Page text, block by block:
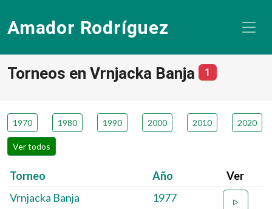
Amador Rodríguez
Torneos en Vrnjacka Banja 1
1970 1980 1990 2000 2010 2020
Ver todos
Torneo Año
Ver
Vrnjacka Banja
1977